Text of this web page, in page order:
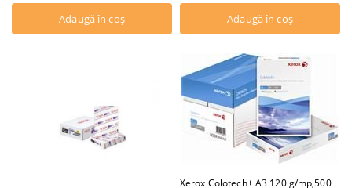
Xerox Colotech+ A3 120 g/mp,500